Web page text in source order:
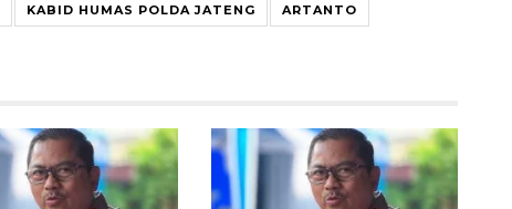
KABID HUMAS POLDA JATENG ARTANTO